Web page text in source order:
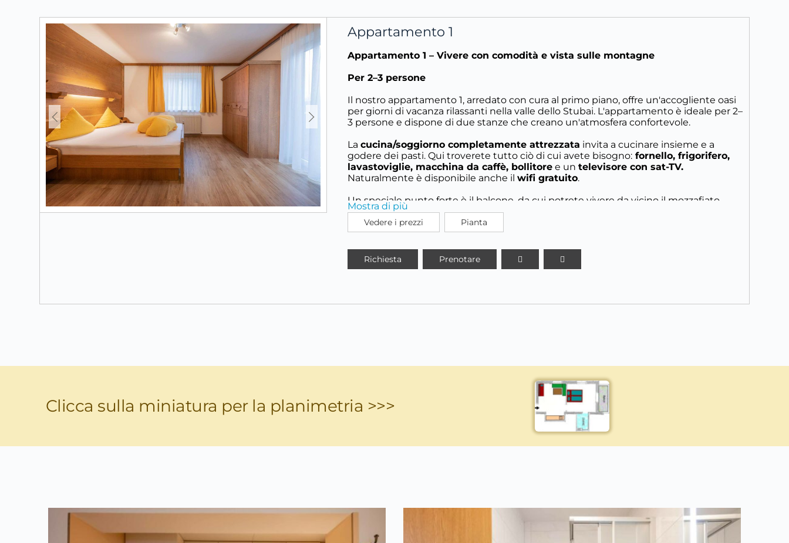
Appartamento 1
Appartamento 1 – Vivere con comodità e vista sulle montagne
Per 2–3 persone
Il nostro appartamento 1, arredato con cura al primo piano, offre un'accogliente oasi
per giorni di vacanza rilassanti nella valle dello Stubai. L'appartamento è ideale per 2–
3 persone e dispone di due stanze che creano un'atmosfera confortevole.
Lacucina/soggiorno completamente attrezzata invita a cucinare insieme e a
godere dei pasti. Qui troverete tutto ciò di cui avete bisogno: fornello, frigorifero,
lavastoviglie, macchina da caffè, bollitore e untelevisore con sat-TV.
Naturalmente è disponibile anche ilwifi gratuito.
Un speciale punto forte è il balcone, da cui potrete vivere da vicino il mozzafiato
mondo montano dello Stubai – perfetto per concludere la giornata con una tazza di
caffè o un bicchiere di vino.
Mostra di più
Vedere i prezzi Pianta
Richiesta Prenotare
Clicca sulla miniatura per la planimetria >>>